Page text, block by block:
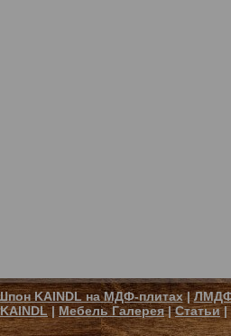
KAINDL на МДФ-плитах|ЛМДФ
KAINDL| Мебель Галерея|Статьи|